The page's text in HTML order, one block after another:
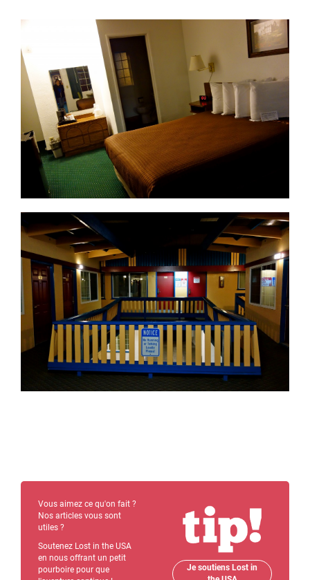
Vous aimez ce qu'on fait ?
Nos articles vous sont
utiles ?
Soutenez Lost in the USA
en nous offrant un petit
pourboire pour que
Je soutiens Lost in